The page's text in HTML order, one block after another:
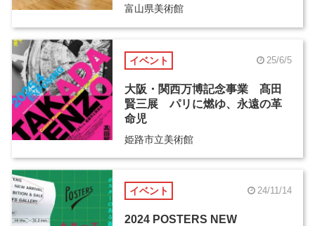
富山県美術館
イベント 25/6/5
大阪・関西万博記念事業 髙田
賢三展 パリに燃ゆ、永遠の革
命児
姫路市立美術館
イベント 24/11/14
2024 POSTERS NEW